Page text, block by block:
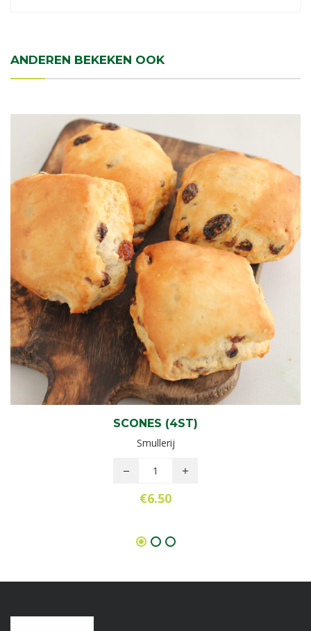
ANDEREN BEKEKEN OOK
SCONES (4ST)
Smullerij
€6.50